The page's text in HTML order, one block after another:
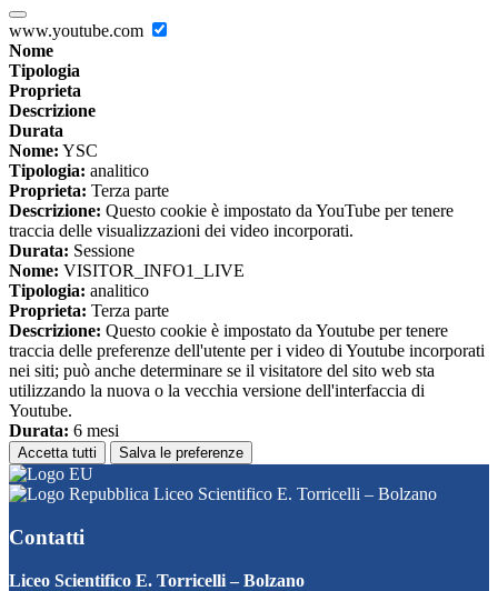
www.youtube.com
Nome
Tipologia
Proprieta
Descrizione
Durata
Nome: YSC
Tipologia: analitico
Proprieta: Terza parte
Descrizione: Questo cookie è impostato da YouTube per tenere
traccia delle visualizzazioni dei video incorporati.
Durata: Sessione
Nome: VISITOR_INFO1_LIVE
Tipologia: analitico
Proprieta: Terza parte
Descrizione: Questo cookie è impostato da Youtube per tenere
traccia delle preferenze dell'utente per i video di Youtube incorporati
nei siti; può anche determinare se il visitatore del sito web sta
utilizzando la nuova o la vecchia versione dell'interfaccia di
Youtube.
Durata: 6 mesi
Accetta tutti Salva le preferenze
Liceo Scientifico E. Torricelli – Bolzano
Contatti
Liceo Scientifico E. Torricelli – Bolzano